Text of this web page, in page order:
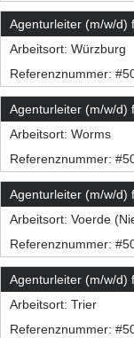
Agenturleiter (m/w/d)
Arbeitsort: Würzburg
Referenznummer:
Agenturleiter (m/w/d)
Arbeitsort: Worms
Referenznummer:
Agenturleiter (m/w/d)
Arbeitsort: Voerde
Referenznummer:
Agenturleiter (m/w/d)
Arbeitsort: Trier
Referenznummer: